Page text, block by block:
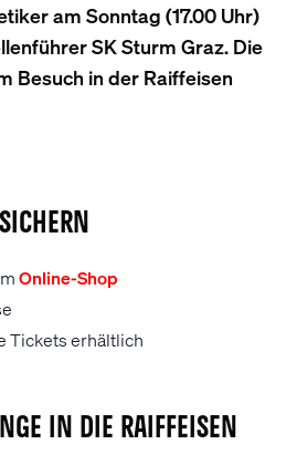
am Sonntag (17.00 Uhr)
SK Sturm Graz. Die
Besuch in der Raiffeisen
Online-Shop
Tickets erhältlich
IN DIE RAIFFEISEN